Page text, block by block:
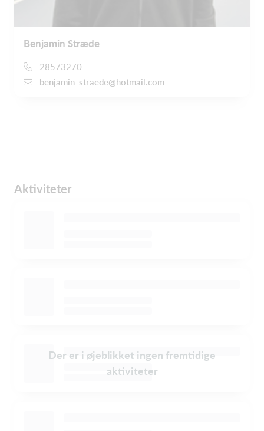
Benjamin Stræde
28573270
benjamin_straede@hotmail.com
Aktiviteter
Der er i øjeblikket ingen fremtidige
aktiviteter